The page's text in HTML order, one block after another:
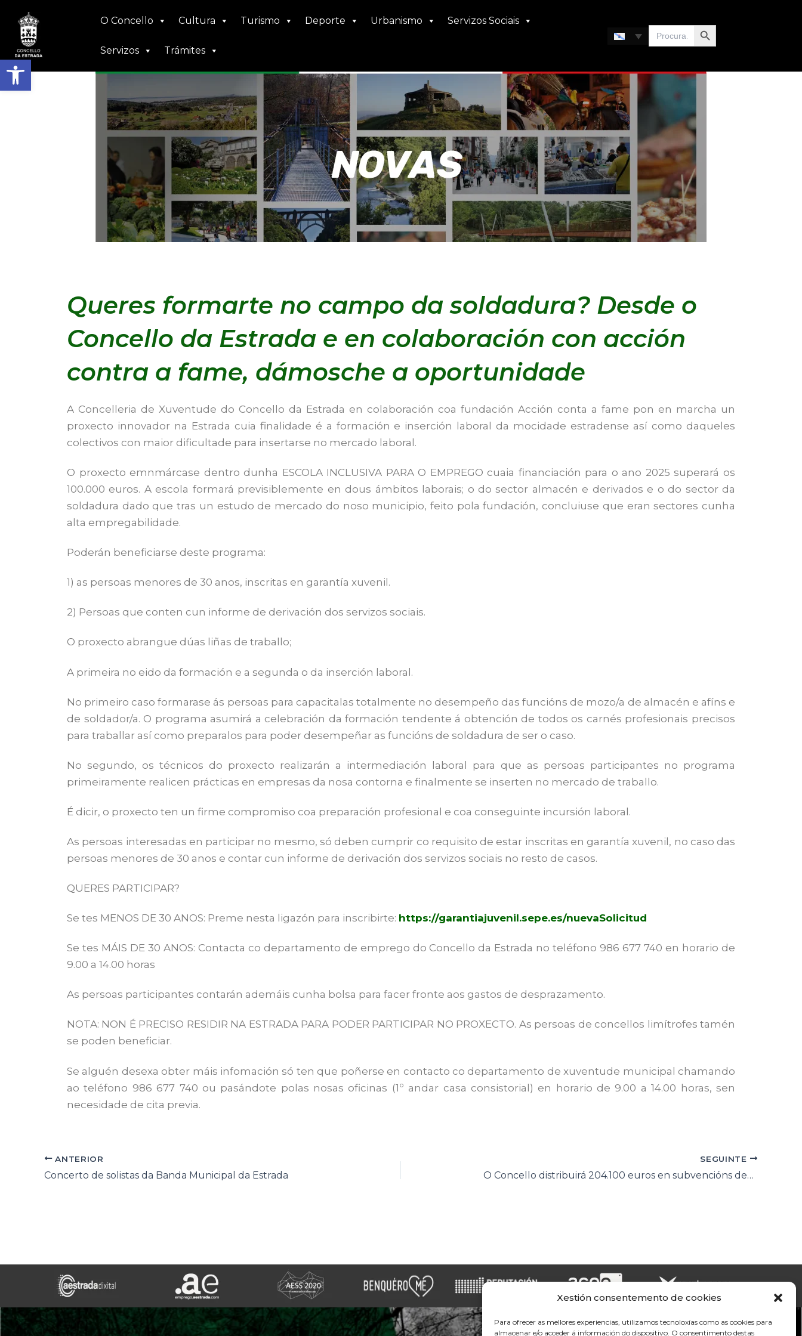
Abrir barra de ferramentas
Xestión consentemento de cookies
Para ofrecer as mellores experiencias, utilizamos tecnoloxías como as cookies para
almacenar e/o acceder á información do dispositivo. O consentimento destas
contido
O Concello Cultura Turismo Deporte Urbanismo Servizos Sociais
Servizos Trámites
Search
for:
Search Button
Queres formarte no campo da soldadura? Desde o
Concello da Estrada e en colaboración con acción
contra a fame, dámosche a oportunidade
A Concelleria de Xuventude do Concello da Estrada en colaboración coa fundación Acción conta a fame pon en marcha un
proxecto innovador na Estrada cuia finalidade é a formación e inserción laboral da mocidade estradense así como daqueles
colectivos con maior dificultade para insertarse no mercado laboral.
O proxecto emnmárcase dentro dunha ESCOLA INCLUSIVA PARA O EMPREGO cuaia financiación para o ano 2025 superará os
100.000 euros. A escola formará previsiblemente en dous ámbitos laborais; o do sector almacén e derivados e o do sector da
soldadura dado que tras un estudo de mercado do noso municipio, feito pola fundación, concluiuse que eran sectores cunha
alta empregabilidade.
Poderán beneficiarse deste programa:
1) as persoas menores de 30 anos, inscritas en garantía xuvenil.
2) Persoas que conten cun informe de derivación dos servizos sociais.
O proxecto abrangue dúas liñas de traballo;
A primeira no eido da formación e a segunda o da inserción laboral.
No primeiro caso formarase ás persoas para capacitalas totalmente no desempeño das funcións de mozo/a de almacén e afíns e
de soldador/a. O programa asumirá a celebración da formación tendente á obtención de todos os carnés profesionais precisos
para traballar así como preparalos para poder desempeñar as funcións de soldadura de ser o caso.
No segundo, os técnicos do proxecto realizarán a intermediación laboral para que as persoas participantes no programa
primeiramente realicen prácticas en empresas da nosa contorna e finalmente se inserten no mercado de traballo.
É dicir, o proxecto ten un firme compromiso coa preparación profesional e coa conseguinte incursión laboral.
As persoas interesadas en participar no mesmo, só deben cumprir co requisito de estar inscritas en garantía xuvenil, no caso das
persoas menores de 30 anos e contar cun informe de derivación dos servizos sociais no resto de casos.
QUERES PARTICIPAR?
Se tes MENOS DE 30 ANOS: Preme nesta ligazón para inscribirte: https://garantiajuvenil.sepe.es/nuevaSolicitud
Se tes MÁIS DE 30 ANOS: Contacta co departamento de emprego do Concello da Estrada no teléfono 986 677 740 en horario de
9.00 a 14.00 horas
As persoas participantes contarán ademáis cunha bolsa para facer fronte aos gastos de desprazamento.
NOTA: NON É PRECISO RESIDIR NA ESTRADA PARA PODER PARTICIPAR NO PROXECTO. As persoas de concellos limítrofes tamén
se poden beneficiar.
Se alguén desexa obter máis infomación só ten que poñerse en contacto co departamento de xuventude municipal chamando
ao teléfono 986 677 740 ou pasándote polas nosas oficinas (1º andar casa consistorial) en horario de 9.00 a 14.00 horas, sen
necesidade de cita previa.
ANTERIOR
Concerto de solistas da Banda Municipal da Estrada
SEGUINTE
O Concello distribuirá 204.100 euros en subvencións deportivas